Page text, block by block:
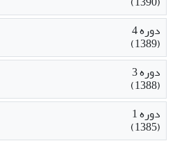
دوره 4
(1389)
دوره 3
(1388)
دوره 1
(1385)